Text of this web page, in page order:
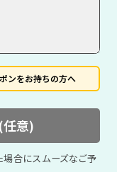
ンをお持ちの方へ
意)
場合にスムーズなご予